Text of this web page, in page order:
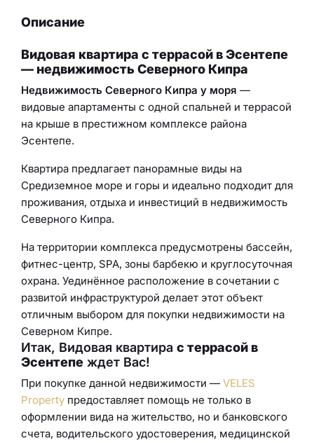
Описание
Видовая квартира с террасой в Эсентепе
— недвижимость Северного Кипра
Недвижимость Северного Кипра у моря —
видовые апартаменты с одной спальней и террасой
на крыше в престижном комплексе района
Эсентепе.
Квартира предлагает панорамные виды на
Средиземное море и горы и идеально подходит для
проживания, отдыха и инвестиций в недвижимость
Северного Кипра.
На территории комплекса предусмотрены бассейн,
фитнес-центр, SPA, зоны барбекю и круглосуточная
охрана. Уединённое расположение в сочетании с
развитой инфраструктурой делает этот объект
отличным выбором для покупки недвижимости на
Северном Кипре.
Итак, Видовая квартира с террасой в
Эсентепе ждет Вас!
При покупке данной недвижимости — VELES
Property предоставляет помощь не только в
оформлении вида на жительство, но и банковского
счета, водительского удостоверения, медицинской